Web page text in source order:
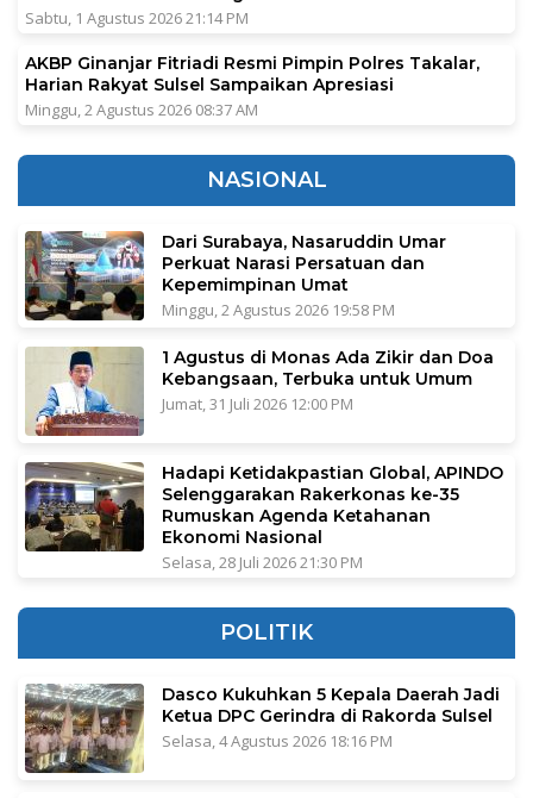
Sabtu, 1 Agustus 2026 21:14 PM
AKBP Ginanjar Fitriadi Resmi Pimpin Polres Takalar,
Harian Rakyat Sulsel Sampaikan Apresiasi
Minggu, 2 Agustus 2026 08:37 AM
NASIONAL
Dari Surabaya, Nasaruddin Umar
Perkuat Narasi Persatuan dan
Kepemimpinan Umat
Minggu, 2 Agustus 2026 19:58 PM
1 Agustus di Monas Ada Zikir dan Doa
Kebangsaan, Terbuka untuk Umum
Jumat, 31 Juli 2026 12:00 PM
Hadapi Ketidakpastian Global, APINDO
Selenggarakan Rakerkonas ke-35
Rumuskan Agenda Ketahanan
Ekonomi Nasional
Selasa, 28 Juli 2026 21:30 PM
POLITIK
Dasco Kukuhkan 5 Kepala Daerah Jadi
Ketua DPC Gerindra di Rakorda Sulsel
Selasa, 4 Agustus 2026 18:16 PM